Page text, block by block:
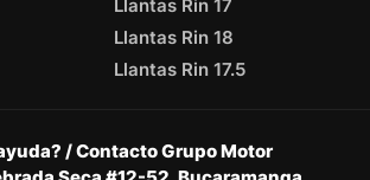
Llantas Rin 17
Llantas Rin 18
Llantas Rin 17.5
/ Contacto Grupo Motor